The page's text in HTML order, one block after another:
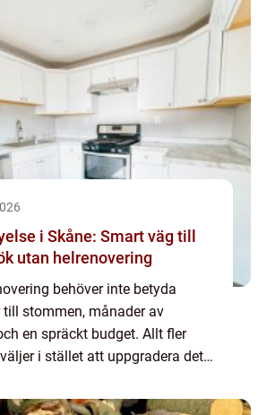
i Skåne: Smart väg till
utan helrenovering
behöver inte betyda
till stommen, månader av
en spräckt budget. Allt fler
i stället att uppgradera det